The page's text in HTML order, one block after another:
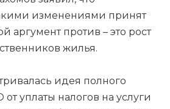
изменениями принят
аргумент против – это рост
жилья.
идея полного
уплаты налогов на услуги